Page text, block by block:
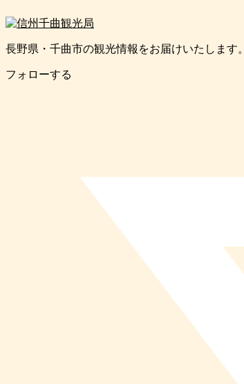
長野県・千曲市の観光情報をお届けいたします。
フォローする